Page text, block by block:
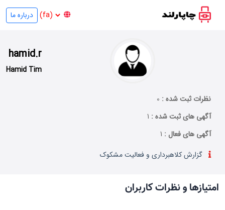
درباره ما
hamid.r
Hamid Tim
نظرات ثبت شده : 0
آگهی های ثبت شده : 1
آگهی های فعال : 1
گزارش کلاهبرداری و فعالیت مشکوک
امتیازها و نظرات کاربران